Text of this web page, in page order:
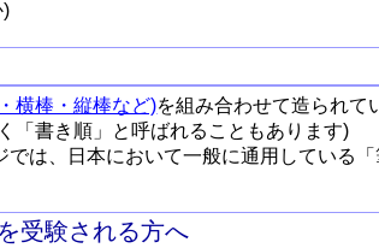
)
横棒・縦棒など)を組み合わせて造られて
「書き順」と呼ばれることもあります)
では、日本において一般に通用している
受験される方へ